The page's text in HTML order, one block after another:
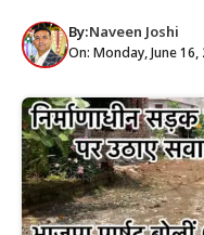
By:Naveen Joshi
On: Monday, June 16,